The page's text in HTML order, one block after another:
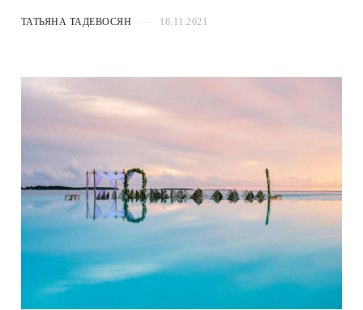
ТАТЬЯНА ТАДЕВОСЯН 16.11.2021